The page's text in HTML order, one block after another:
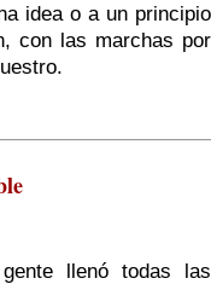
idea o a un principio
con las marchas por
llenó todas las